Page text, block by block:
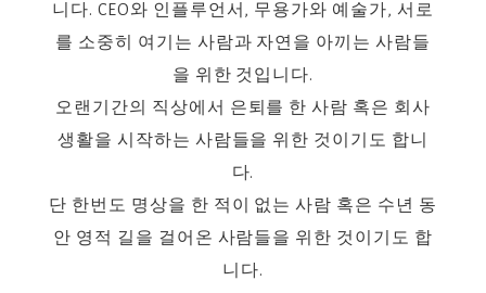
니다. CEO와 인플루언서, 무용가와 예술가, 서로
를 소중히 여기는 사람과 자연을 아끼는 사람들
을 위한 것입니다.
오랜기간의 직상에서 은퇴를 한 사람 혹은 회사
생활을 시작하는 사람들을 위한 것이기도 합니
다.
단 한번도 명상을 한 적이 없는 사람 혹은 수년 동
안 영적 길을 걸어온 사람들을 위한 것이기도 합
니다.